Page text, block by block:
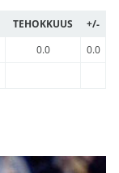
TEHOKKUUS
+/-
0.0
0.0